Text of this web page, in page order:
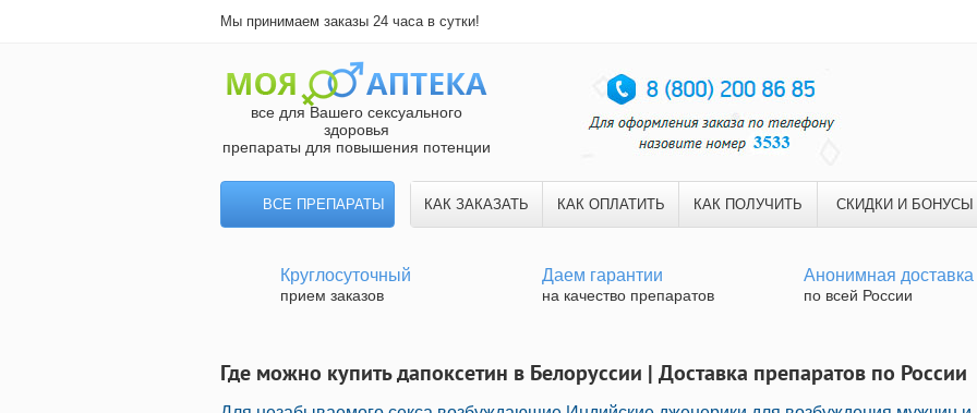
Мы принимаем заказы 24 часа в сутки!
все для Вашего сексуального
здоровья
препараты для повышения потенции
ВСЕ ПРЕПАРАТЫ КАК ЗАКАЗАТЬ КАК ОПЛАТИТЬ КАК ПОЛУЧИТЬ СКИДКИ И БОНУСЫ
Круглосуточный
прием заказов
Даем гарантии
на качество препаратов
Анонимная доставка
по всей России
Где можно купить дапоксетин в Белоруссии | Доставка препаратов по России